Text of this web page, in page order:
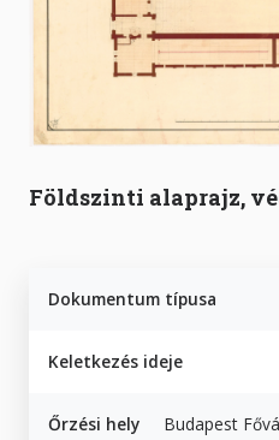
Földszinti alaprajz,
Dokumentum típusa
Keletkezés ideje
Őrzési hely Budapest